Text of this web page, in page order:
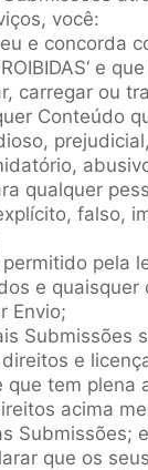
você:
e concorda
e
carregar ou
Conteúdo
qualquer
falso,
pela
e quaisquer
Envio;
Submissões
e
que tem plena
acima
Submissões; e
que os